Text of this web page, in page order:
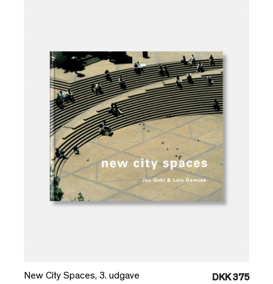
New City Spaces, 3. udgave DKK 375